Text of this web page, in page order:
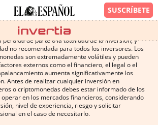
financieros o criptomonedas conlleva altos
pérdida de parte o la totalidad de la inversión, y
no recomendada para todos los inversores. Los
son extremadamente volátiles y pueden
externos como el financiero, el legal o el
aumenta significativamente los
Antes de realizar cualquier inversión en
o criptomonedas debes estar informado de los
en los mercados financieros, considerando
nivel de experiencia, riesgo y solicitar
en el caso de necesitarlo.